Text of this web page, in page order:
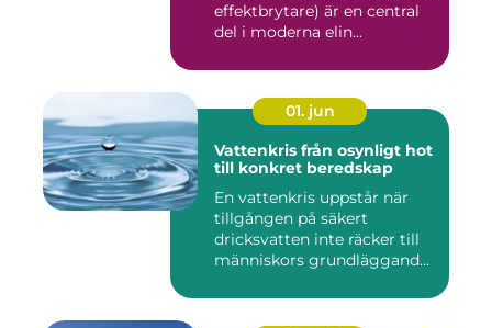
effektbrytare) är en central
del i moderna elin...
01. jun
Vattenkris från osynligt hot
till konkret beredskap
En vattenkris uppstår när
tillgången på säkert
dricksvatten inte räcker till
människors grundläggand...